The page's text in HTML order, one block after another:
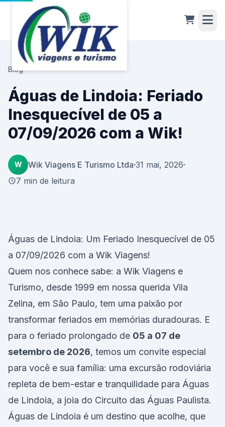
Blog
Águas de Lindoia: Feriado
Inesquecível de 05 a
07/09/2026 com a Wik!
W Wik Viagens E Turismo Ltda 31 mai, 2026
7 min de leitura
Águas de Lindoia: Um Feriado Inesquecível de 05
a 07/09/2026 com a Wik Viagens!
Quem nos conhece sabe: a Wik Viagens e
Turismo, desde 1999 em nossa querida Vila
Zelina, em São Paulo, tem uma paixão por
transformar feriados em memórias duradouras. E
para o feriado prolongado de 05 a 07 de
setembro de 2026, temos um convite especial
para você e sua família: uma excursão rodoviária
repleta de bem-estar e tranquilidade para Águas
de Lindoia, a joia do Circuito das Águas Paulista.
Águas de Lindoia é um destino que acolhe, que